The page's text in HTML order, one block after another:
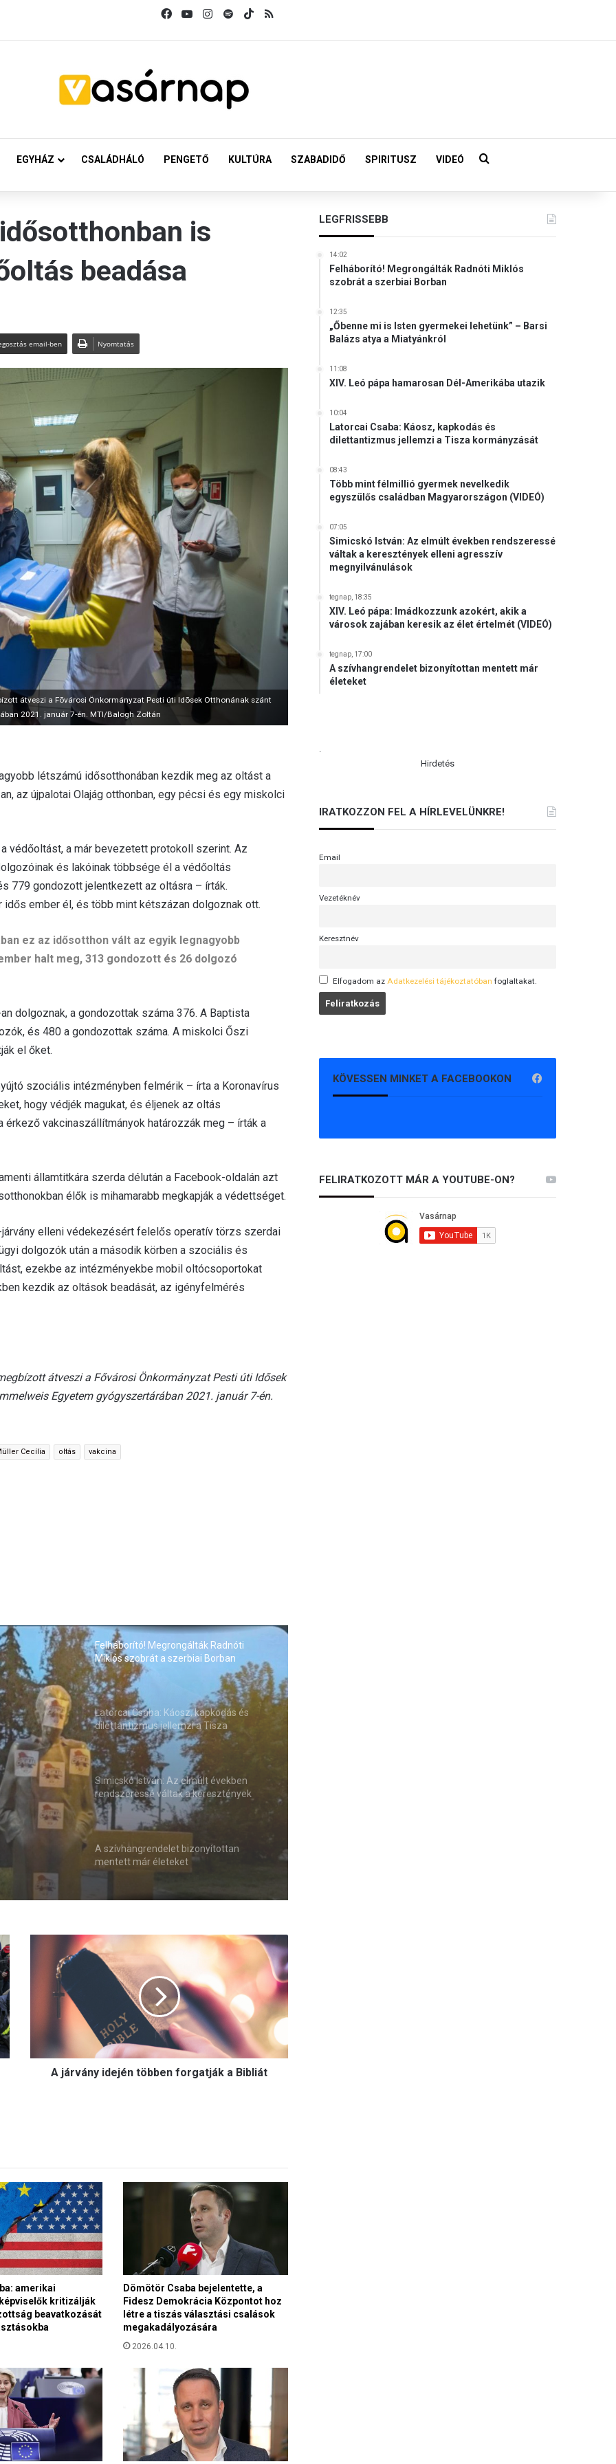
FacebookYouTubeInstagram
SpotifyTikTok
EGYHÁZ CSALÁDHÁLÓ PENGETŐ KULTÚRA SZABADIDŐ SPIRITUSZ VIDEÓ Keresés:
is
beadása
email-ben Nyomtatás
átveszi a Fõvárosi Önkormányzat Pesti úti Idõsek Otthonának szánt
2021. január 7-én. MTI/Balogh Zoltán
létszámú idősotthonában kezdik meg az oltást a
az újpalotai Olajág otthonban, egy pécsi és egy miskolci
védőoltást, a már bevezetett protokoll szerint. Az
és lakóinak többsége él a védőoltás
779 gondozott jelentkezett az oltásra – írták.
ember él, és több mint kétszázan dolgoznak ott.
ez az idősotthon vált az egyik legnagyobb
halt meg, 313 gondozott és 26 dolgozó
dolgoznak, a gondozottak száma 376. A Baptista
és 480 a gondozottak száma. A miskolci Őszi
el őket.
szociális intézményben felmérik – írta a Koronavírus
hogy védjék magukat, és éljenek az oltás
vakcinaszállítmányok határozzák meg – írták a
államtitkára szerda délután a Facebook-oldalán azt
élők is mihamarabb megkapják a védettséget.
elleni védekezésért felelős operatív törzs szerdai
dolgozók után a második körben a szociális és
ezekbe az intézményekbe mobil oltócsoportokat
kezdik az oltások beadását, az igényfelmérés
átveszi a Fővárosi Önkormányzat Pesti úti Idősek
Egyetem gyógyszertárában 2021. január 7-én.
Cecília oltás vakcina
Felháborító! Megrongálták Radnóti
Miklós szobrát a szerbiai Borban
Latorcai Csaba: Káosz, kapkodás és
dilettantizmus jellemzi a Tisza
kormányzását
Simicskó István: Az elmúlt években
rendszeressé váltak a keresztények
elleni agresszív megnyilvánulások
A szívhangrendelet bizonyítottan
mentett már életeket
i
b
e
n
f
o
r
g
a
t
j
á
B
i
l
i
á
t
A járvány idején többen forgatják a Bibliát
amerikai
kritizálják
beavatkozását
Dömötör Csaba bejelentette, a
Fidesz Demokrácia Központot hoz
létre a tiszás választási csalások
megakadályozására
2026.04.10.
LEGFRISSEBB
14:02
Felháborító! Megrongálták Radnóti Miklós
szobrát a szerbiai Borban
12:35
„Őbenne mi is Isten gyermekei lehetünk” – Barsi
Balázs atya a Miatyánkról
11:08
XIV. Leó pápa hamarosan Dél-Amerikába utazik
10:04
Latorcai Csaba: Káosz, kapkodás és
dilettantizmus jellemzi a Tisza kormányzását
08:43
Több mint félmillió gyermek nevelkedik
egyszülős családban Magyarországon (VIDEÓ)
07:05
Simicskó István: Az elmúlt években rendszeressé
váltak a keresztények elleni agresszív
megnyilvánulások
tegnap, 18:35
XIV. Leó pápa: Imádkozzunk azokért, akik a
városok zajában keresik az élet értelmét (VIDEÓ)
tegnap, 17:00
A szívhangrendelet bizonyítottan mentett már
életeket
.
Hirdetés
IRATKOZZON FEL A HÍRLEVELÜNKRE!
Email
Vezetéknév
Keresztnév
Elfogadom az Adatkezelési tájékoztatóban foglaltakat.
KÖVESSEN MINKET A FACEBOOKON
FELIRATKOZOTT MÁR A YOUTUBE-ON?